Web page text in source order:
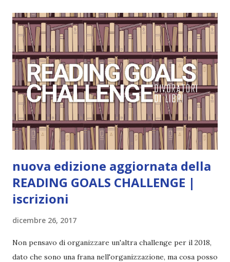
grande (Devil's Night 1#) Autrice : Penelope Douglas
Pagine: 448 Editore: Newton Compton Editori
Pubblicazione: 10 Gennaio 2023 Traduttore: Laura Lancini
Trama: “Si chiama Michael Crist. È il fratello maggiore del
mio ragazzo ed è come quei film dell'orrore che guardi
coprendoti gli occhi. È bellissimo, forte, e assolutamente
terrificante. Non mi vede neppure. Ma io l'ho notato. L'ho
visto, l'ho sentito. Le cose che ha fatto, i misfatti ch...
nuova edizione aggiornata della
READING GOALS CHALLENGE |
iscrizioni
dicembre 26, 2017
Non pensavo di organizzare un'altra challenge per il 2018,
dato che sono una frana nell'organizzazione, ma cosa posso